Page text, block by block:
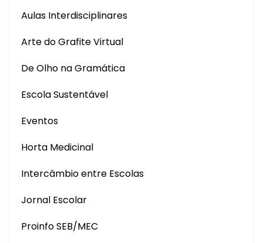
Aulas Interdisciplinares
Arte do Grafite Virtual
De Olho na Gramática
Escola Sustentável
Eventos
Horta Medicinal
Intercâmbio entre Escolas
Jornal Escolar
Proinfo SEB/MEC